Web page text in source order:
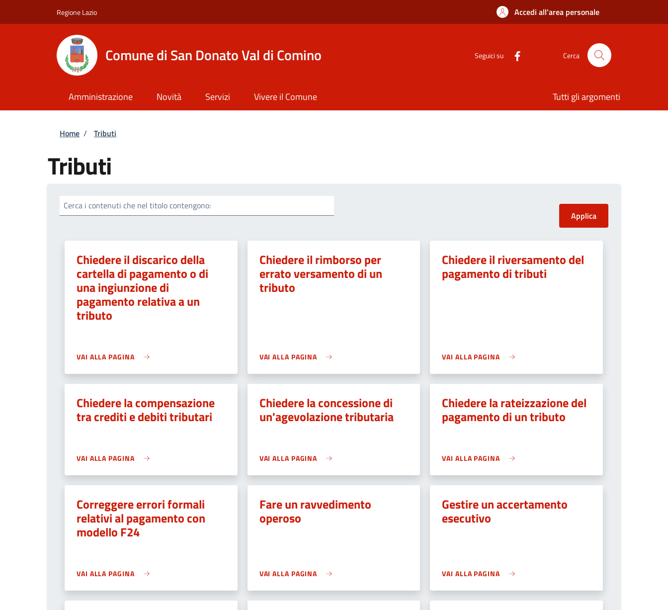
Regione Lazio Accedi all'area personale
Comune di San Donato Val di Comino Seguici su Cerca
Amministrazione Novità Servizi Vivere il Comune Tutti gli argomenti
Briciole di pane
Home / Tributi
Tributi
Cerca i contenuti che nel titolo contengono:
Chiedere il discarico della
cartella di pagamento o di
una ingiunzione di
pagamento relativa a un
tributo
VAI ALLA PAGINA
Chiedere il rimborso per
errato versamento di un
tributo
VAI ALLA PAGINA
Chiedere il riversamento del
pagamento di tributi
VAI ALLA PAGINA
Chiedere la compensazione
tra crediti e debiti tributari
VAI ALLA PAGINA
Chiedere la concessione di
un'agevolazione tributaria
VAI ALLA PAGINA
Chiedere la rateizzazione del
pagamento di un tributo
VAI ALLA PAGINA
Correggere errori formali
relativi al pagamento con
modello F24
VAI ALLA PAGINA
Fare un ravvedimento
operoso
VAI ALLA PAGINA
Gestire un accertamento
esecutivo
VAI ALLA PAGINA